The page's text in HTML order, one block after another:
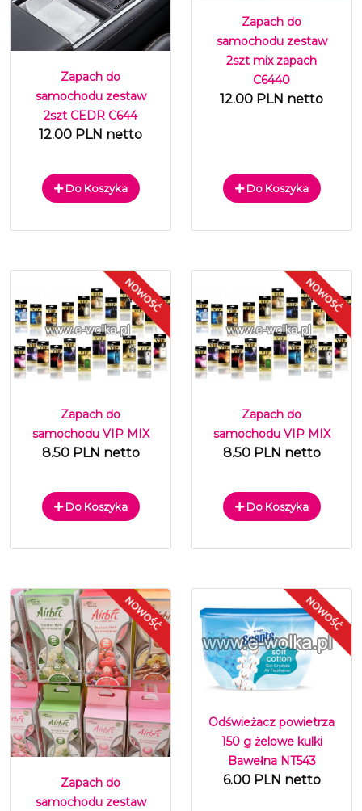
Zapach do
samochodu zestaw
2szt CEDR C644
12.00 PLN netto
Do Koszyka
Zapach do
samochodu zestaw
2szt mix zapach
C6440
12.00 PLN netto
Do Koszyka
Zapach do
samochodu VIP MIX
8.50 PLN netto
Do Koszyka
Zapach do
samochodu VIP MIX
8.50 PLN netto
Do Koszyka
Zapach do
samochodu zestaw
Odświeżacz powietrza
150 g żelowe kulki
Bawełna NT543
6.00 PLN netto